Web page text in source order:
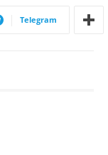
Telegram